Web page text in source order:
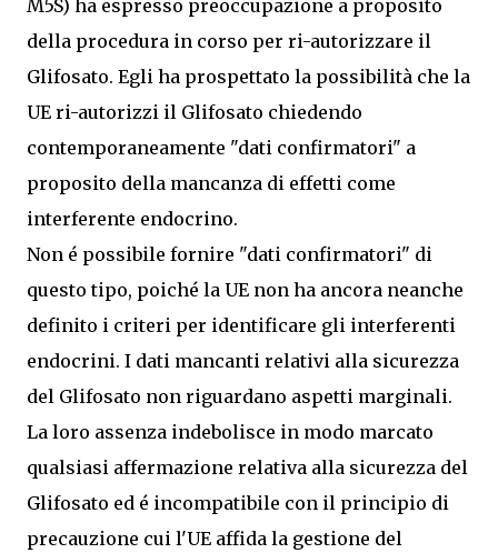
M5S) ha espresso preoccupazione a proposito
della procedura in corso per ri-autorizzare il
Glifosato. Egli ha prospettato la possibilità che la
UE ri-autorizzi il Glifosato chiedendo
contemporaneamente "dati confirmatori" a
proposito della mancanza di effetti come
interferente endocrino.
Non é possibile fornire "dati confirmatori" di
questo tipo, poiché la UE non ha ancora neanche
definito i criteri per identificare gli interferenti
endocrini. I dati mancanti relativi alla sicurezza
del Glifosato non riguardano aspetti marginali.
La loro assenza indebolisce in modo marcato
qualsiasi affermazione relativa alla sicurezza del
Glifosato ed é incompatibile con il principio di
precauzione cui l'UE affida la gestione del